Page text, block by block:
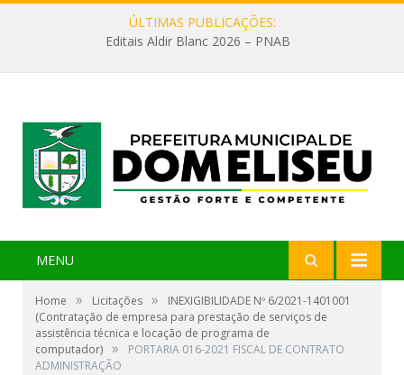
ÚLTIMAS PUBLICAÇÕES:
Editais Aldir Blanc 2026 – PNAB
MENU
Home » Licitações »
INEXIGIBILIDADE Nº 6/2021-1401001
(Contratação de empresa para prestação de serviços de
assistência técnica e locação de programa de
computador) »
PORTARIA 016-2021 FISCAL DE CONTRATO
ADMINISTRAÇÃO